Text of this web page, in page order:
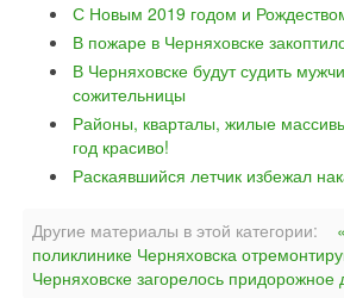
С Новым 2019 годом и
В пожаре в Черняховске
В Черняховске будут судить
сожительницы
Районы, кварталы, жилые
год красиво!
Раскаявшийся летчик избежал
Другие материалы в этой категории:
поликлинике Черняховска
Черняховске загорелось придорожное